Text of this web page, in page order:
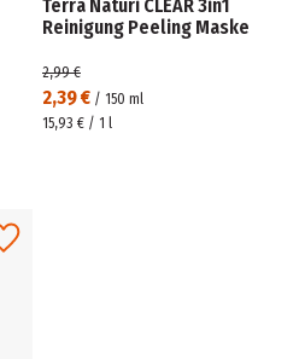
Terra Naturi CLEAR 3in1
Reinigung Peeling Maske
2,39 € / 150 ml
2,99 €
15,93 € / 1 l